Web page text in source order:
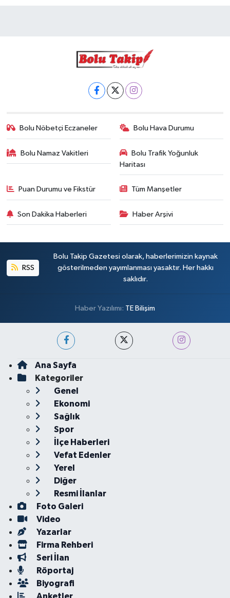
Bolu Nöbetçi Eczaneler Bolu Hava Durumu
Bolu Namaz Vakitleri
Bolu Trafik Yoğunluk
Haritası
Puan Durumu ve Fikstür Tüm Manşetler
Son Dakika Haberleri Haber Arşivi
RSS
Bolu Takip Gazetesi olarak, haberlerimizin kaynak
gösterilmeden yayımlanması yasaktır. Her hakkı
saklıdır.
Haber Yazılımı: TE Bilişim
Ana Sayfa
Kategoriler
Genel
Ekonomi
Sağlık
Spor
İlçe Haberleri
Vefat Edenler
Yerel
Diğer
Resmi İlanlar
Foto Galeri
Video
Yazarlar
Firma Rehberi
Seri İlan
Röportaj
Biyografi
Anketler